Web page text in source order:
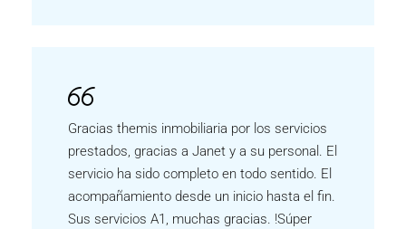
Gracias themis inmobiliaria por los servicios
prestados, gracias a Janet y a su personal. El
servicio ha sido completo en todo sentido. El
acompañamiento desde un inicio hasta el fin.
Sus servicios A1, muchas gracias. !Súper